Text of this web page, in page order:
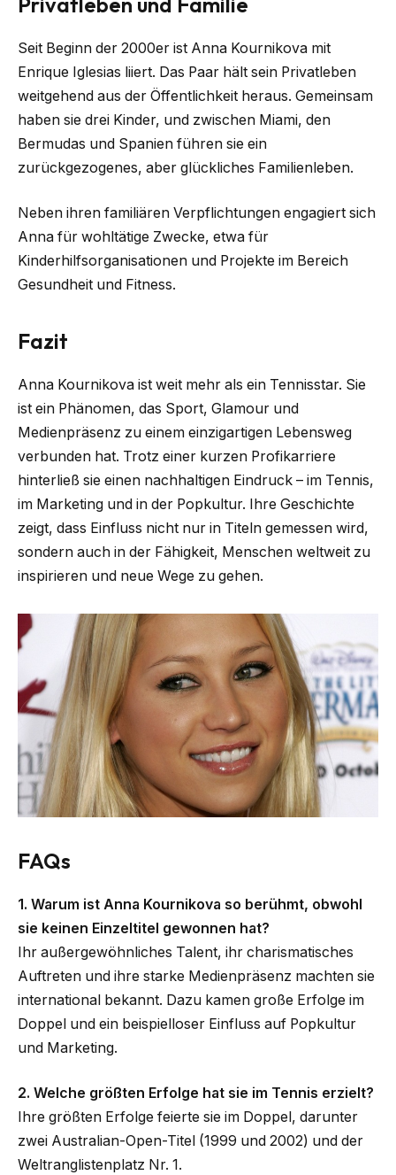
Seit Beginn der 2000er ist Anna Kournikova mit
Enrique Iglesias liiert. Das Paar hält sein Privatleben
weitgehend aus der Öffentlichkeit heraus. Gemeinsam
haben sie drei Kinder, und zwischen Miami, den
Bermudas und Spanien führen sie ein
zurückgezogenes, aber glückliches Familienleben.
Neben ihren familiären Verpflichtungen engagiert sich
Anna für wohltätige Zwecke, etwa für
Kinderhilfsorganisationen und Projekte im Bereich
Gesundheit und Fitness.
Fazit
Anna Kournikova ist weit mehr als ein Tennisstar. Sie
ist ein Phänomen, das Sport, Glamour und
Medienpräsenz zu einem einzigartigen Lebensweg
verbunden hat. Trotz einer kurzen Profikarriere
hinterließ sie einen nachhaltigen Eindruck – im Tennis,
im Marketing und in der Popkultur. Ihre Geschichte
zeigt, dass Einfluss nicht nur in Titeln gemessen wird,
sondern auch in der Fähigkeit, Menschen weltweit zu
inspirieren und neue Wege zu gehen.
FAQs
1. Warum ist Anna Kournikova so berühmt, obwohl
sie keinen Einzeltitel gewonnen hat?
Ihr außergewöhnliches Talent, ihr charismatisches
Auftreten und ihre starke Medienpräsenz machten sie
international bekannt. Dazu kamen große Erfolge im
Doppel und ein beispielloser Einfluss auf Popkultur
und Marketing.
2. Welche größten Erfolge hat sie im Tennis erzielt?
Ihre größten Erfolge feierte sie im Doppel, darunter
zwei Australian-Open-Titel (1999 und 2002) und der
Weltranglistenplatz Nr. 1.